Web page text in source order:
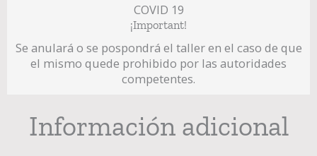
COVID 19
¡Important!
Se anulará o se pospondrá el taller en el caso de que
el mismo quede prohibido por las autoridades
competentes.
Información adicional